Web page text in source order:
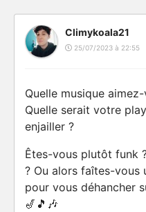
Climykoala21
25/07/2023 à 22:55
Quelle musique
Quelle serait votre
enjailler ?
Êtes-vous plutôt funk
? Ou alors faîtes-vous
pour vous déhancher
🎷🎵🎶